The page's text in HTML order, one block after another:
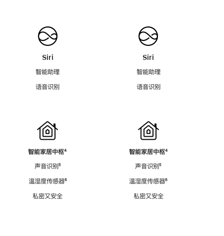
Siri
智能助理
语音识别
智能家居中枢脚
⁴
声音识别脚
⁵
温湿度传感器脚
⁶
私密又安全
Siri
智能助理
语音识别
智能家居中枢脚
⁴
声音识别脚
⁵
温湿度传感器脚
⁶
私密又安全